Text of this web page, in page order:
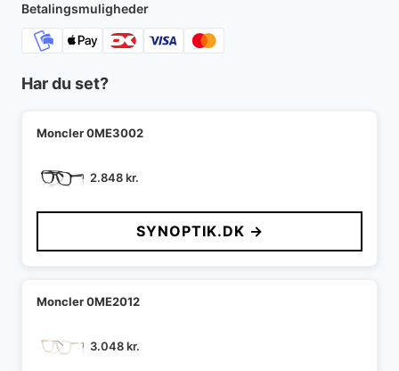
Betalingsmuligheder
Har du set?
Moncler 0ME3002
2.848kr.
SYNOPTIK.DK →
Moncler 0ME2012
3.048kr.